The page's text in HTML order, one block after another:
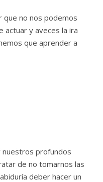
que no nos podemos
actuar y aveces la ira
que aprender a
nuestros profundos
de no tomarnos las
deber hacer un